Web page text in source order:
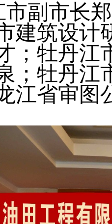
市副市长
建筑设计
；牡丹江
；牡丹江
江省审图